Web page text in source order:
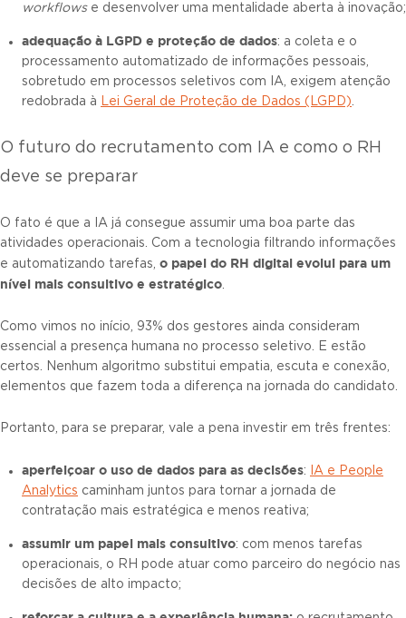
workflows e desenvolver uma mentalidade aberta à inovação;
adequação à LGPD e proteção de dados: a coleta e o
processamento automatizado de informações pessoais,
sobretudo em processos seletivos com IA, exigem atenção
redobrada à Lei Geral de Proteção de Dados (LGPD).
O futuro do recrutamento com IA e como o RH
deve se preparar
O fato é que a IA já consegue assumir uma boa parte das
atividades operacionais. Com a tecnologia filtrando informações
e automatizando tarefas, o papel do RH digital evolui para um
nível mais consultivo e estratégico.
Como vimos no início, 93% dos gestores ainda consideram
essencial a presença humana no processo seletivo. E estão
certos. Nenhum algoritmo substitui empatia, escuta e conexão,
elementos que fazem toda a diferença na jornada do candidato.
Portanto, para se preparar, vale a pena investir em três frentes:
aperfeiçoar o uso de dados para as decisões:
IA e People
Analytics caminham juntos para tornar a jornada de
contratação mais estratégica e menos reativa;
assumir um papel mais consultivo: com menos tarefas
operacionais, o RH pode atuar como parceiro do negócio nas
decisões de alto impacto;